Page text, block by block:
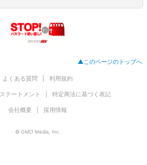
▲このページのトップへ
よくある質問 利用規約
テートメント 特定商法に基づく表記
会社概要 採用情報
© GMO Media, Inc.